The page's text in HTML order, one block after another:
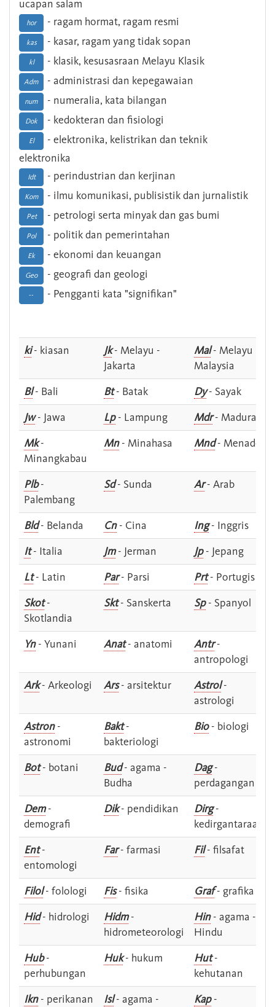
ucapan salam
hor - ragam hormat, ragam resmi
kas - kasar, ragam yang tidak sopan
kl - klasik, kesusasraan Melayu Klasik
Adm - administrasi dan kepegawaian
num - numeralia, kata bilangan
Dok - kedokteran dan fisiologi
El
- elektronika, kelistrikan dan teknik
elektronika
Idt - perindustrian dan kerjinan
Kom - ilmu komunikasi, publisistik dan jurnalistik
Pet - petrologi serta minyak dan gas bumi
Pol - politik dan pemerintahan
Ek - ekonomi dan keuangan
Geo - geografi dan geologi
-- - Pengganti kata "signifikan"
ki- kiasan Jk- Melayu -
Jakarta
Mal- Melayu -
Malaysia
Bl- Bali Bt- Batak Dy- Sayak
Jw- Jawa Lp- Lampung Mdr- Madura
Mk-
Minangkabau
Mn- Minahasa Mnd- Menado
Plb-
Palembang
Sd- Sunda Ar- Arab
Bld- Belanda Cn- Cina Ing- Inggris
It- Italia Jm- Jerman Jp- Jepang
Lt- Latin Par- Parsi Prt- Portugis
Skot-
Skotlandia
Skt- Sanskerta Sp- Spanyol
Yn- Yunani Anat- anatomi Antr-
antropologi
Ark- Arkeologi Ars- arsitektur Astrol-
astrologi
Astron-
astronomi
Bakt-
bakteriologi
Bio- biologi
Bot- botani Bud- agama -
Budha
Dag-
perdagangan
Dem-
demografi
Dik- pendidikan Dirg-
kedirgantaraan
Ent-
entomologi
Far- farmasi Fil- filsafat
Filol- folologi Fis- fisika Graf- grafika
Hid- hidrologi Hidm-
hidrometeorologi
Hin- agama -
Hindu
Hub-
perhubungan
Huk- hukum Hut-
kehutanan
Ikn- perikanan Isl- agama -
Kap-